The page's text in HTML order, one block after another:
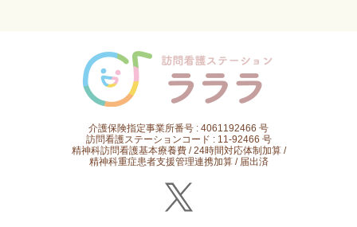
介護保険指定事業所番号 : 4061192466 号
訪問看護ステーションコード : 11-92466 号
精神科訪問看護基本療養費 / 24時間対応体制加算 /
精神科重症患者支援管理連携加算 / 届出済